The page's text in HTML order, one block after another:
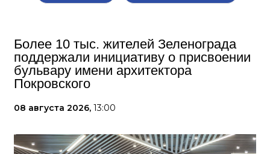
Более 10 тыс. жителей Зеленограда
поддержали инициативу о присвоении
бульвару имени архитектора
Покровского
08 августа 2026, 13:00